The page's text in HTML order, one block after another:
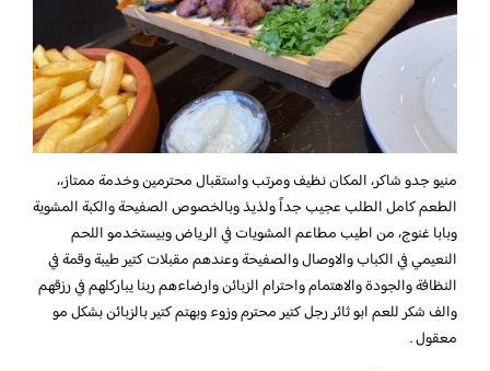
منيو جدو شاكر، المكان نظيف ومرتب واستقبال محترمين وخدمة ممتاز،،
الطعم كامل الطلب عجيب جداً ولذيذ وبالخصوص الصفيحة والكبة المشوية
وبابا غنوج، من اطيب مطاعم المشويات في الرياض وبيستخدمو اللحم
النعيمي في الكباب والاوصال والصفيحة وعندهم مقبلات كتير طيبة وقمة في
النظافة والجودة والاهتمام واحترام الزبائن وارضاءهم ربنا يباركلهم في رزقهم
والف شكر للعم ابو ثائر رجل كتير محترم وزوء وبهتم كتير بالزبائن بشكل مو
معقول .